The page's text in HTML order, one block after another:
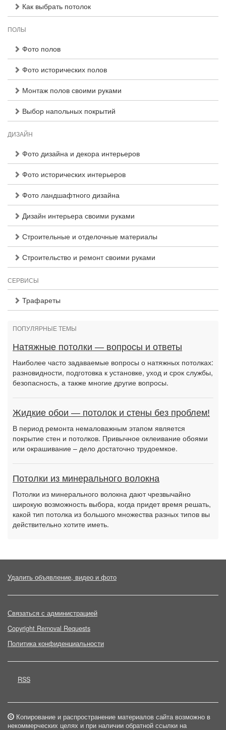
Как выбрать потолок
ПОЛЫ
Фото полов
Фото исторических полов
Монтаж полов своими руками
Выбор напольных покрытий
ДИЗАЙН
Фото дизайна и декора интерьеров
Фото исторических интерьеров
Фото ландшафтного дизайна
Дизайн интерьера своими руками
Строительные и отделочные материалы
Строительство и ремонт своими руками
СЕРВИСЫ
Трафареты
ПОПУЛЯРНЫЕ ТЕМЫ
Натяжные потолки — вопросы и ответы
Наиболее часто задаваемые вопросы о натяжных потолках:
разновидности, подготовка к установке, уход и срок службы,
безопасность, а также многие другие вопросы.
Жидкие обои — потолок и стены без проблем!
В период ремонта немаловажным этапом является
покрытие стен и потолков. Привычное оклеивание обоями
или окрашивание – дело достаточно трудоемкое.
Потолки из минерального волокна
Потолки из минерального волокна дают чрезвычайно
широкую возможность выбора, когда придет время решать,
какой тип потолка из большого множества разных типов вы
действительно хотите иметь.
Удалить объявление, видео и фото
Связаться с администрацией
Copyright Removal Requests
Политика конфиденциальности
RSS
Копирование и распространение материалов сайта возможно в
некоммерческих целях и при наличии обратной ссылки на